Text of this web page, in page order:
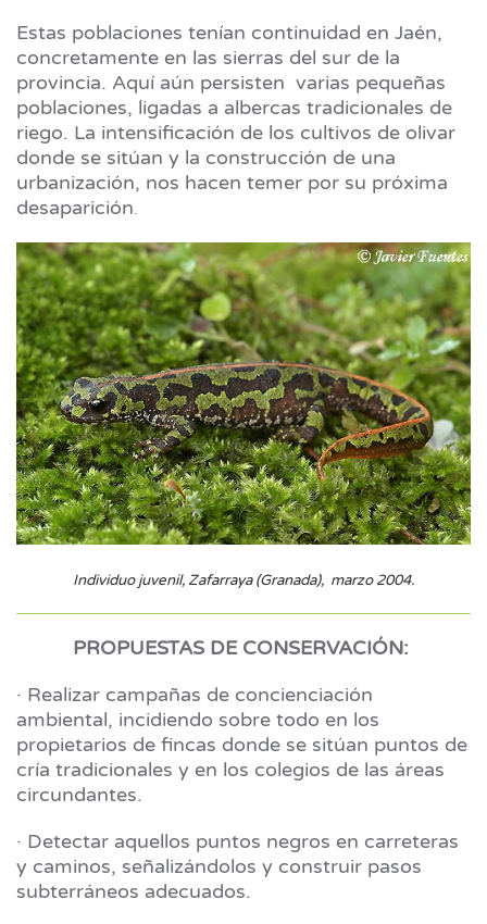
Estas poblaciones tenían continuidad en Jaén,
concretamente en las sierras del sur de la
provincia. Aquí aún persisten varias pequeñas
poblaciones, ligadas a albercas tradicionales de
riego. La intensificación de los cultivos de olivar
donde se sitúan y la construcción de una
urbanización, nos hacen temer por su próxima
desaparición.
Individuo juvenil, Zafarraya (Granada), marzo 2004.
PROPUESTAS DE CONSERVACIÓN:
· Realizar campañas de concienciación
ambiental, incidiendo sobre todo en los
propietarios de fincas donde se sitúan puntos de
cría tradicionales y en los colegios de las áreas
circundantes.
· Detectar aquellos puntos negros en carreteras
y caminos, señalizándolos y construir pasos
subterráneos adecuados.